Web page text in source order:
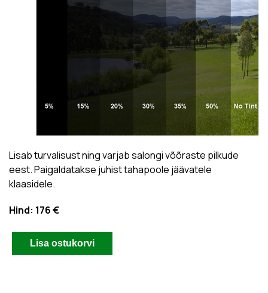
Lisab turvalisust ning varjab salongi võõraste pilkude
eest. Paigaldatakse juhist tahapoole jäävatele
klaasidele.
Hind: 176 €